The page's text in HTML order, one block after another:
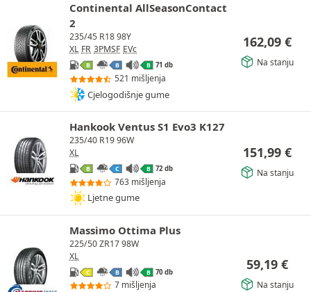
Continental AllSeasonContact
2
235/45 R18 98Y
XL FR 3PMSF EVc
B B B 71 db
521 mišljenja
Cjelogodišnje gume
162,09 €
Na stanju
Hankook Ventus S1 Evo3 K127
235/40 R19 96W
XL
B C B 72 db
763 mišljenja
Ljetne gume
151,99 €
Na stanju
Massimo Ottima Plus
225/50 ZR17 98W
XL
C B B 70 db
7 mišljenja
59,19 €
Na stanju